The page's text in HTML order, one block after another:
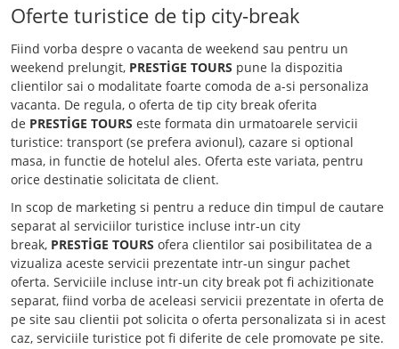
Oferte turistice de tip city-break
Fiind vorba despre o vacanta de weekend sau pentru un
weekend prelungit, PRESTİGE TOURS pune la dispozitia
clientilor sai o modalitate foarte comoda de a-si personaliza
vacanta. De regula, o oferta de tip city break oferita
de PRESTİGE TOURS este formata din urmatoarele servicii
turistice: transport (se prefera avionul), cazare si optional
masa, in functie de hotelul ales. Oferta este variata, pentru
orice destinatie solicitata de client.
In scop de marketing si pentru a reduce din timpul de cautare
separat al serviciilor turistice incluse intr-un city
break, PRESTİGE TOURS ofera clientilor sai posibilitatea de a
vizualiza aceste servicii prezentate intr-un singur pachet
oferta. Serviciile incluse intr-un city break pot fi achizitionate
separat, fiind vorba de aceleasi servicii prezentate in oferta de
pe site sau clientii pot solicita o oferta personalizata si in acest
caz, serviciile turistice pot fi diferite de cele promovate pe site.